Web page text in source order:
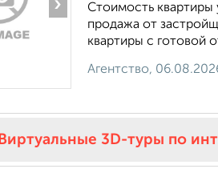
›
Стоимость квартиры
продажа от
квартиры с готовой
Агентство,
Виртуальные 3D-туры по